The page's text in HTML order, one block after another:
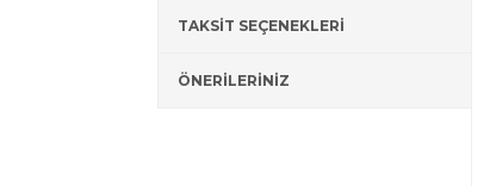
TAKSİT SEÇENEKLERİ
ÖNERİLERİNİZ